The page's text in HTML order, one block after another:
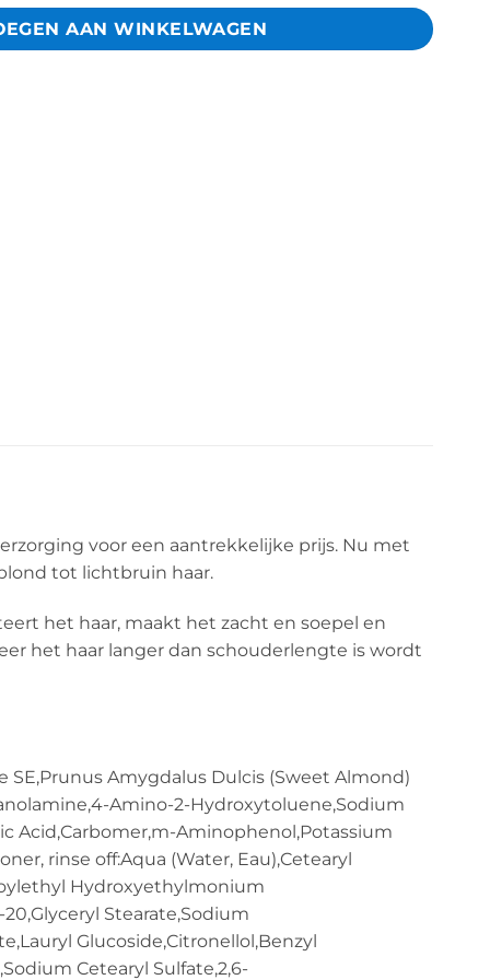
AAN WINKELWAGEN
voor een aantrekkelijke prijs. Nu met
tot lichtbruin haar.
het haar, maakt het zacht en soepel en
het haar langer dan schouderlengte is wordt
SE,Prunus Amygdalus Dulcis (Sweet Almond)
Amino-2-Hydroxytoluene,Sodium
Acid,Carbomer,m-Aminophenol,Potassium
rinse off:Aqua (Water, Eau),Cetearyl
Hydroxyethylmonium
Stearate,Sodium
Glucoside,Citronellol,Benzyl
Cetearyl Sulfate,2,6-